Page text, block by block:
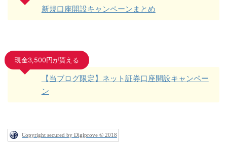
新規口座開設キャンペーンまとめ
現金3,500円が貰える
【当ブログ限定】ネット証券口座開設キャンペー
ン
Copyright secured by Digiprove © 2018